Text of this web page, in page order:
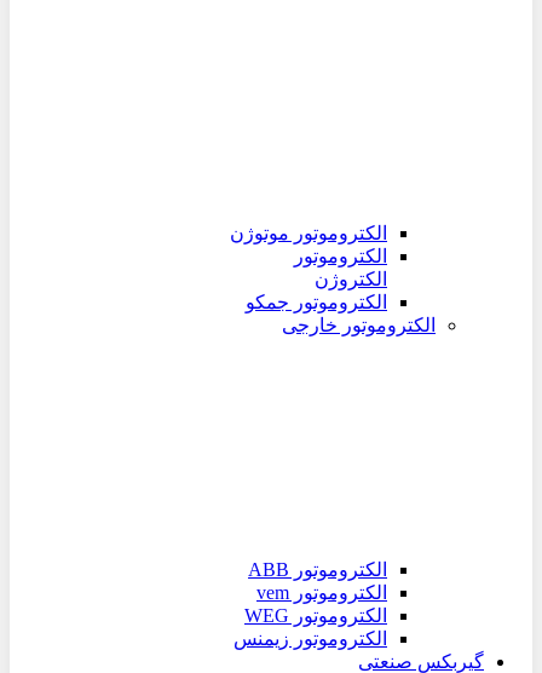
الکتروموتور موتوژن
الکتروموتور
الکتروژن
الکتروموتور جمکو
الکتروموتور خارجی
الکتروموتور ABB
الکتروموتور vem
الکتروموتور WEG
الکتروموتور زیمنس
گیربکس صنعتی